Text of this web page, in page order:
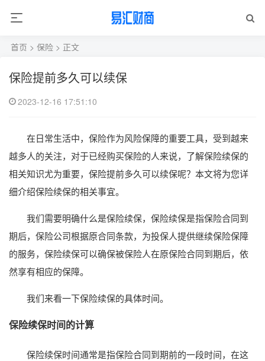
首页 > 保险 > 正文
保险提前多久可以续保
2023-12-16 17:51:10
在日常生活中，保险作为风险保障的重要工具，受到越来
越多人的关注，对于已经购买保险的人来说，了解保险续保的
相关知识尤为重要，保险提前多久可以续保呢？本文将为您详
细介绍保险续保的相关事宜。
我们需要明确什么是保险续保，保险续保是指保险合同到
期后，保险公司根据原合同条款，为投保人提供继续保险保障
的服务，保险续保可以确保被保险人在原保险合同到期后，依
然享有相应的保障。
我们来看一下保险续保的具体时间。
保险续保时间的计算
保险续保时间通常是指保险合同到期前的一段时间，在这